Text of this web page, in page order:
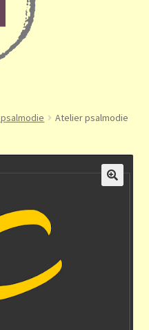
Atelier psalmodie